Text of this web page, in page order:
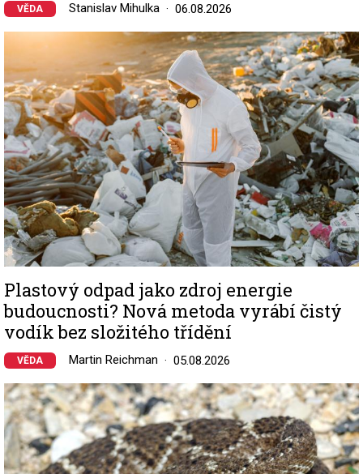
VĚDA Stanislav Mihulka 06.08.2026
Image
Plastový odpad jako zdroj energie
budoucnosti? Nová metoda vyrábí čistý
vodík bez složitého třídění
VĚDA Martin Reichman 05.08.2026
Image